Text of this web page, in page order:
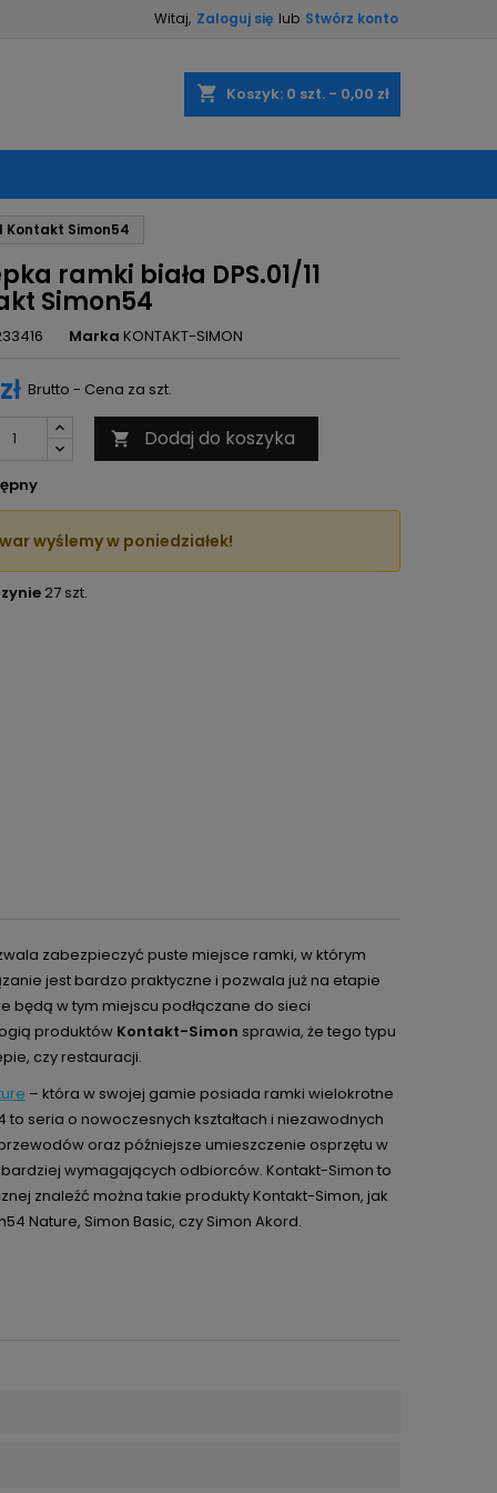
Witaj, Zaloguj się lub Stwórz konto
shopping_cart Koszyk: 0 szt. - 0,00 zł
Kontakt Simon54
ramki biała DPS.01/11
Simon54
Marka KONTAKT-SIMON
Brutto - Cena za szt.
 Dodaj do koszyka
wyślemy w poniedziałek!
27 szt.
zabezpieczyć puste miejsce ramki, w którym
jest bardzo praktyczne i pozwala już na etapie
będą w tym miejscu podłączane do sieci
produktów Kontakt-Simon sprawia, że tego typu
czy restauracji.
– która w swojej gamie posiada ramki wielokrotne
seria o nowoczesnych kształtach i niezawodnych
oraz późniejsze umieszczenie osprzętu w
wymagających odbiorców. Kontakt-Simon to
znaleźć można takie produkty Kontakt-Simon, jak
Nature, Simon Basic, czy Simon Akord.